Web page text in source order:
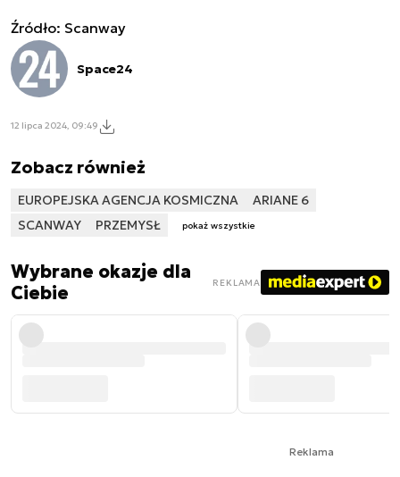
Źródło: Scanway
Space24
12 lipca 2024, 09:49
Zobacz również
EUROPEJSKA AGENCJA KOSMICZNA
ARIANE 6
SCANWAY
PRZEMYSŁ pokaż wszystkie
Wybrane okazje dla
Ciebie
REKLAMA
Reklama